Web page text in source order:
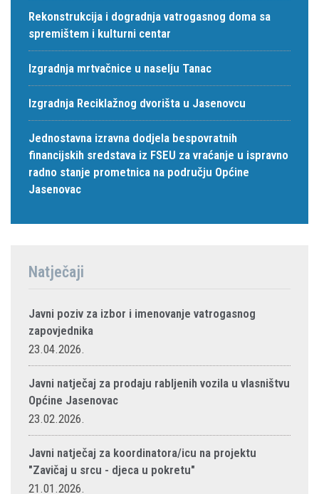
Rekonstrukcija i dogradnja vatrogasnog doma sa
spremištem i kulturni centar
Izgradnja mrtvačnice u naselju Tanac
Izgradnja Reciklažnog dvorišta u Jasenovcu
Jednostavna izravna dodjela bespovratnih
financijskih sredstava iz FSEU za vraćanje u ispravno
radno stanje prometnica na području Općine
Jasenovac
Natječaji
Javni poziv za izbor i imenovanje vatrogasnog
zapovjednika
23.04.2026.
Javni natječaj za prodaju rabljenih vozila u vlasništvu
Općine Jasenovac
23.02.2026.
Javni natječaj za koordinatora/icu na projektu
"Zavičaj u srcu - djeca u pokretu"
21.01.2026.